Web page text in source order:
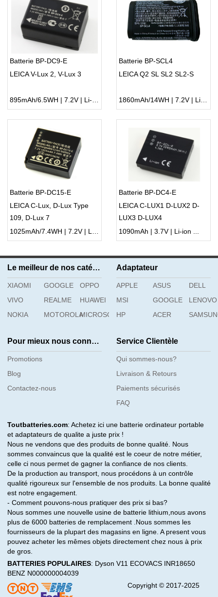
Batterie BP-DC9-E
LEICA V-Lux 2, V-Lux 3
895mAh/6.5WH | 7.2V | Li-ion ...
Batterie BP-SCL4
LEICA Q2 SL SL2 SL2-S
1860mAh/14WH | 7.2V | Li-ion ...
Batterie BP-DC15-E
LEICA C-Lux, D-Lux Type
109, D-Lux 7
1025mAh/7.4WH | 7.2V | Li-ion ...
Batterie BP-DC4-E
LEICA C-LUX1 D-LUX2 D-
LUX3 D-LUX4
1090mAh | 3.7V | Li-ion ...
Le meilleur de nos catégories
XIAOMI GOOGLE
OPPO
VIVO
REALME
HUAWEI
NOKIA
MOTOROLAMICROSOFT
Adaptateur
APPLE ASUS
DELL
MSI
GOOGLE
LENOVO
HP
ACER
Pour mieux nous connaître
Promotions
Blog
Contactez-nous
Service Clientèle
Qui sommes-nous?
Livraison & Retours
Paiements sécurisés
FAQ
Toutbatteries.com: Achetez ici une batterie ordinateur portable
et adaptateurs de qualite a juste prix !
Nous ne vendons que des produits de bonne qualité. Nous
sommes convaincus que la qualité est le coeur de notre métier,
celle ci nous permet de gagner la confiance de nos clients.
De la production au transport, nous procédons à un contrôle
qualité rigoureux sur l'ensemble de nos produits. La bonne qualité
est notre engagement.
- Comment pouvons-nous pratiquer des prix si bas?
Nous sommes une nouvelle usine de batterie lithium,nous avons
plus de 6000 batteries de remplacement .Nous sommes les
fournisseurs de la plupart des magasins en ligne. A present vous
pouvez acheter les mêmes objets directement chez nous à prix
de gros.
BATTERIES POPULAIRES: Dyson V11 ECOVACS INR18650
BENZ N000000004039
Copyright © 2017-2025